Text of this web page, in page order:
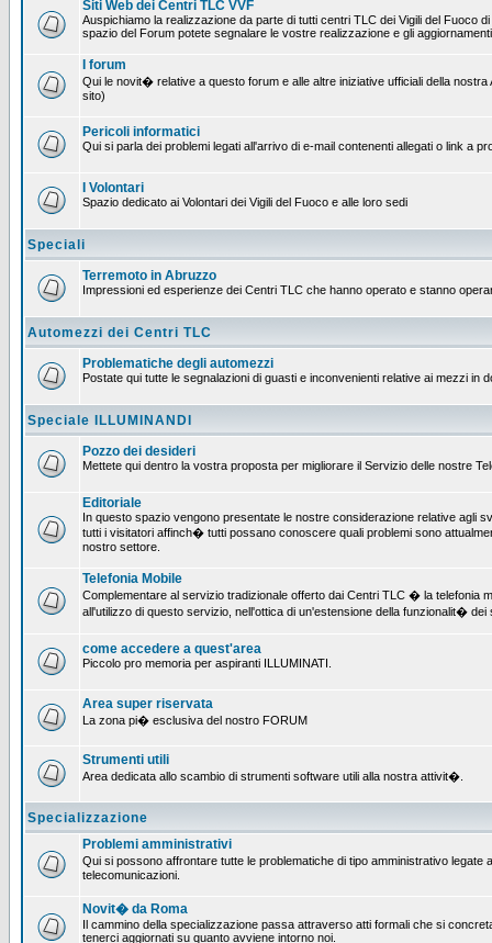
Siti Web dei Centri TLC VVF
Auspichiamo la realizzazione da parte di tutti centri TLC dei Vigili del Fuoco
spazio del Forum potete segnalare le vostre realizzazione e gli
I forum
Qui le novit� relative a questo forum e alle altre iniziative ufficiali della
sito)
Pericoli informatici
Qui si parla dei problemi legati all'arrivo di e-mail contenenti allegati o link a
I Volontari
Spazio dedicato ai Volontari dei Vigili del Fuoco e alle loro sedi
Speciali
Terremoto in Abruzzo
Impressioni ed esperienze dei Centri TLC che hanno operato e stanno
Automezzi dei Centri TLC
Problematiche degli automezzi
Postate qui tutte le segnalazioni di guasti e inconvenienti relative ai mezzi in
Speciale ILLUMINANDI
Pozzo dei desideri
Mettete qui dentro la vostra proposta per migliorare il Servizio delle nostre
Editoriale
In questo spazio vengono presentate le nostre considerazione relative agli
tutti i visitatori affinch� tutti possano conoscere quali problemi sono
nostro settore.
Telefonia Mobile
Complementare al servizio tradizionale offerto dai Centri TLC � la telefonia
all'utilizzo di questo servizio, nell'ottica di un'estensione della funzionalit�
come accedere a quest'area
Piccolo pro memoria per aspiranti ILLUMINATI.
Area super riservata
La zona pi� esclusiva del nostro FORUM
Strumenti utili
Area dedicata allo scambio di strumenti software utili alla nostra attivit�.
Specializzazione
Problemi amministrativi
Qui si possono affrontare tutte le problematiche di tipo amministrativo
telecomunicazioni.
Novit� da Roma
Il cammino della specializzazione passa attraverso atti formali che si
tenerci aggiornati su quanto avviene intorno noi.